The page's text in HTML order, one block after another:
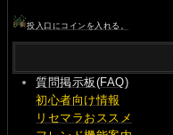
投入口にコインを入れる。
質問掲示板(FAQ)
初心者向け情報
リセマラおススメ